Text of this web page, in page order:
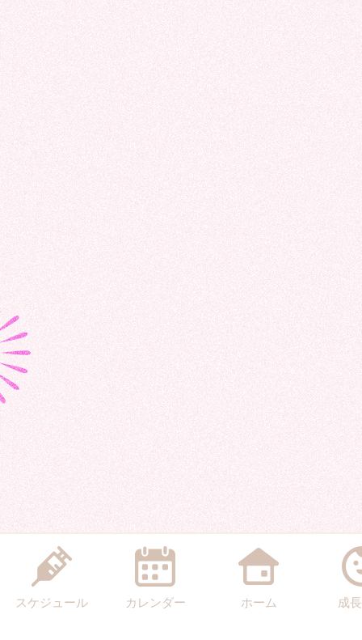
スケジュール カレンダー ホーム 成